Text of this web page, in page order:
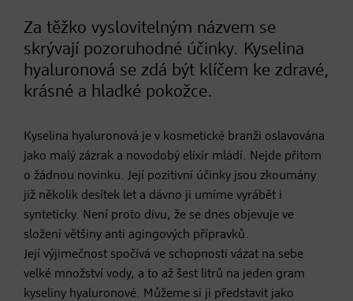
Za těžko vyslovitelným názvem se
skrývají pozoruhodné účinky. Kyselina
hyaluronová se zdá být klíčem ke zdravé,
krásné a hladké pokožce.
Kyselina hyaluronová je v kosmetické branži oslavována
jako malý zázrak a novodobý elixír mládí. Nejde přitom
o žádnou novinku. Její pozitivní účinky jsou zkoumány
již několik desítek let a dávno ji umíme vyrábět i
synteticky. Není proto divu, že se dnes objevuje ve
složení většiny anti agingových přípravků.
Její výjimečnost spočívá ve schopnosti vázat na sebe
velké množství vody, a to až šest litrů na jeden gram
kyseliny hyaluronové. Můžeme si ji představit jako